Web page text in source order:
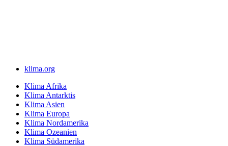
klima.org
Klima Afrika
Klima Antarktis
Klima Asien
Klima Europa
Klima Nordamerika
Klima Ozeanien
Klima Südamerika